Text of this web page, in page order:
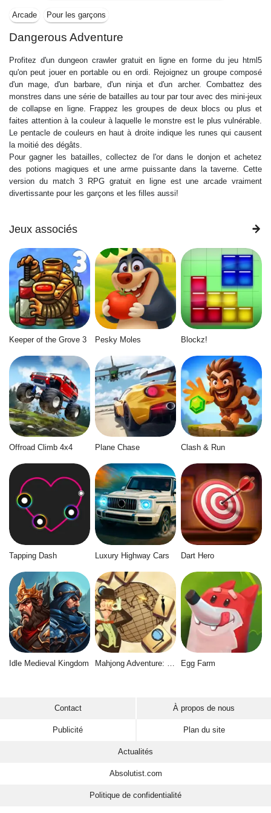
Arcade Pour les garçons
Dangerous Adventure
Profitez d'un dungeon crawler gratuit en ligne en forme du jeu html5
qu'on peut jouer en portable ou en ordi. Rejoignez un groupe composé
d'un mage, d'un barbare, d'un ninja et d'un archer. Combattez des
monstres dans une série de batailles au tour par tour avec des mini-jeux
de collapse en ligne. Frappez les groupes de deux blocs ou plus et
faites attention à la couleur à laquelle le monstre est le plus vulnérable.
Le pentacle de couleurs en haut à droite indique les runes qui causent
la moitié des dégâts.
Pour gagner les batailles, collectez de l'or dans le donjon et achetez
des potions magiques et une arme puissante dans la taverne. Cette
version du match 3 RPG gratuit en ligne est une arcade vraiment
divertissante pour les garçons et les filles aussi!
Jeux associés
Keeper of the Grove 3 Pesky Moles Blockz!
Offroad Climb 4x4 Plane Chase Clash & Run
Tapping Dash Luxury Highway Cars Dart Hero
Idle Medieval Kingdom Egg Farm
Contact À propos de nous
Publicité Plan du site
Actualités
Absolutist.com
Politique de confidentialité